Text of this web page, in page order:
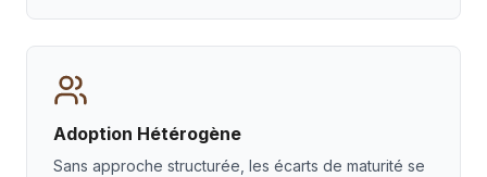
Adoption Hétérogène
Sans approche structurée, les écarts de maturité se